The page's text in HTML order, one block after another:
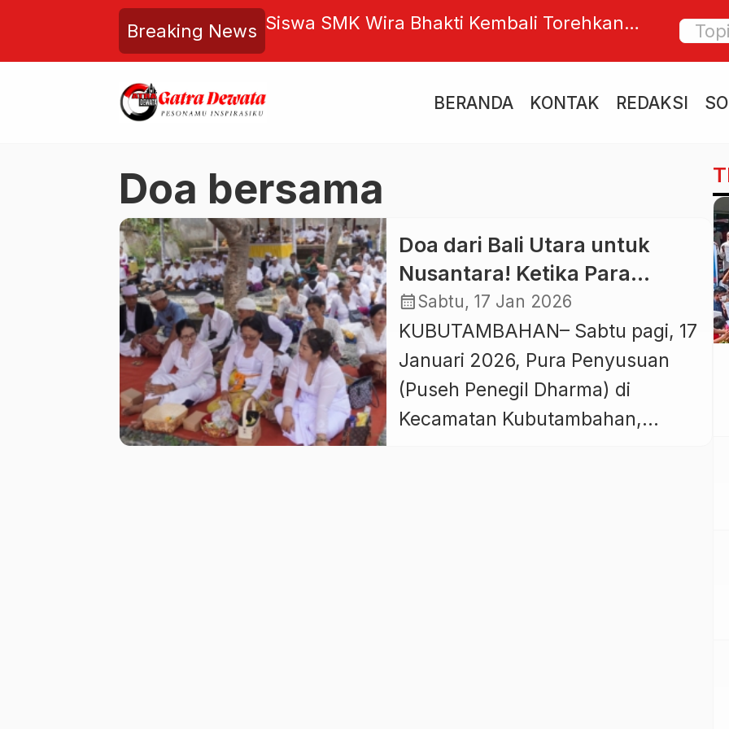
Breaking News
Diteror: Harapan untuk
Transparan dan Melindungi
Siswa SMK Wira Bhakti Kembali Torehkan
BERANDA KONTAK REDAKSI
Doa bersama
Doa dari Bali Utara untuk
Nusantara! Ketika Para
Penglingsir, Sulinggih, dan
Tokoh Lintas Iman
Menyatukan Harapan Bangsa
calendar_monthSabtu, 17 Jan 2026
KUBUTAMBAHAN– Sabtu pagi, 17
Januari 2026, Pura Penyusuan
(Puseh Penegil Dharma) di
Kecamatan Kubutambahan,